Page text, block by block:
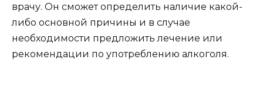
врачу. Он сможет определить наличие какой-
либо основной причины и в случае
необходимости предложить лечение или
рекомендации по употреблению алкоголя.